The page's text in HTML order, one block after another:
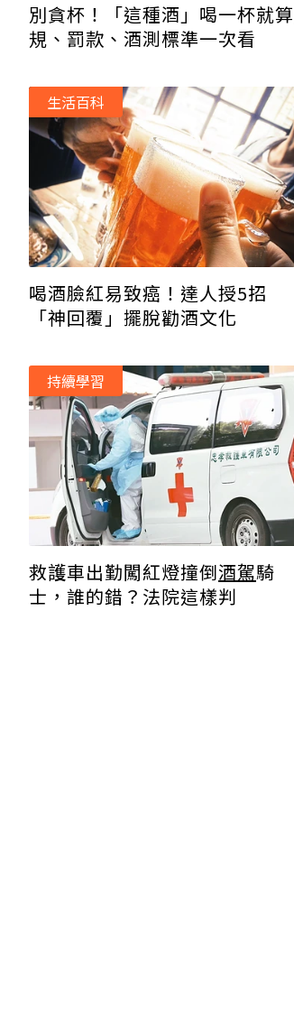
別貪杯！「這種酒」喝一杯就算
規、罰款、酒測標準一次看
喝酒臉紅易致癌！達人授5招
「神回覆」擺脫勸酒文化
生活百科
救護車出勤闖紅燈撞倒酒駕騎
士，誰的錯？法院這樣判
持續學習